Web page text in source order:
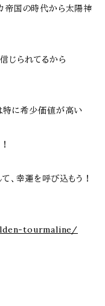
帝国の時代から太陽神
じられてるから
特に希少価値が高い
、幸運を呼び込もう！
tourmaline/